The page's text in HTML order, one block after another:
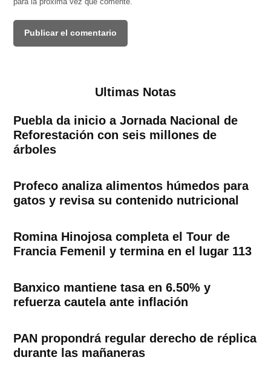
Ultimas Notas
Puebla da inicio a Jornada Nacional de
Reforestación con seis millones de
árboles
Profeco analiza alimentos húmedos para
gatos y revisa su contenido nutricional
Romina Hinojosa completa el Tour de
Francia Femenil y termina en el lugar 113
Banxico mantiene tasa en 6.50% y
refuerza cautela ante inflación
PAN propondrá regular derecho de réplica
durante las mañaneras